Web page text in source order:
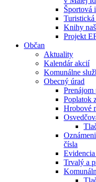
Športová
Knihy
Projekt
Občan
Aktuality
Kalendár akcií
Komunálne
Obecný úrad
Poplatok
Hrobové
čísla
Trvalý a